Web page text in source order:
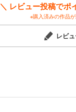
＼ レビュー投稿でポ
※購入済みの作品
レビ